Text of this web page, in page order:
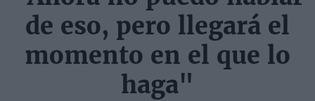
de eso, pero llegará el
momento en el que lo
haga"